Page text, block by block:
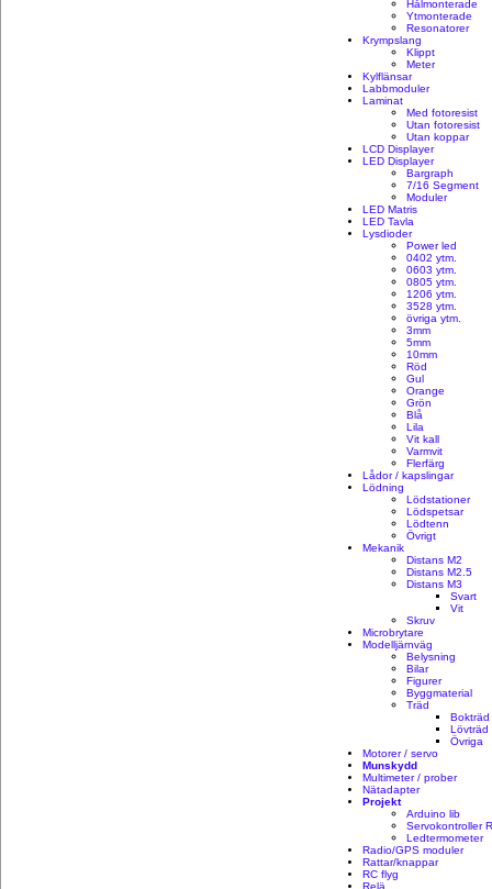
Hålmonterade
Ytmonterade
Resonatorer
Krympslang
Klippt
Meter
Kylflänsar
Labbmoduler
Laminat
Med fotoresist
Utan fotoresist
Utan koppar
LCD Displayer
LED Displayer
Bargraph
7/16 Segment
Moduler
LED Matris
LED Tavla
Lysdioder
Power led
0402 ytm.
0603 ytm.
0805 ytm.
1206 ytm.
3528 ytm.
övriga ytm.
3mm
5mm
10mm
Röd
Gul
Orange
Grön
Blå
Lila
Vit kall
Varmvit
Flerfärg
Lådor / kapslingar
Lödning
Lödstationer
Lödspetsar
Lödtenn
Övrigt
Mekanik
Distans M2
Distans M2.5
Distans M3
Svart
Vit
Skruv
Microbrytare
Modelljärnväg
Belysning
Bilar
Figurer
Byggmaterial
Träd
Bokträd
Lövträd
Övriga
Motorer / servo
Munskydd
Multimeter / prober
Nätadapter
Projekt
Arduino lib
Servokontroller
Ledtermometer
Radio/GPS moduler
Rattar/knappar
RC flyg
Relä